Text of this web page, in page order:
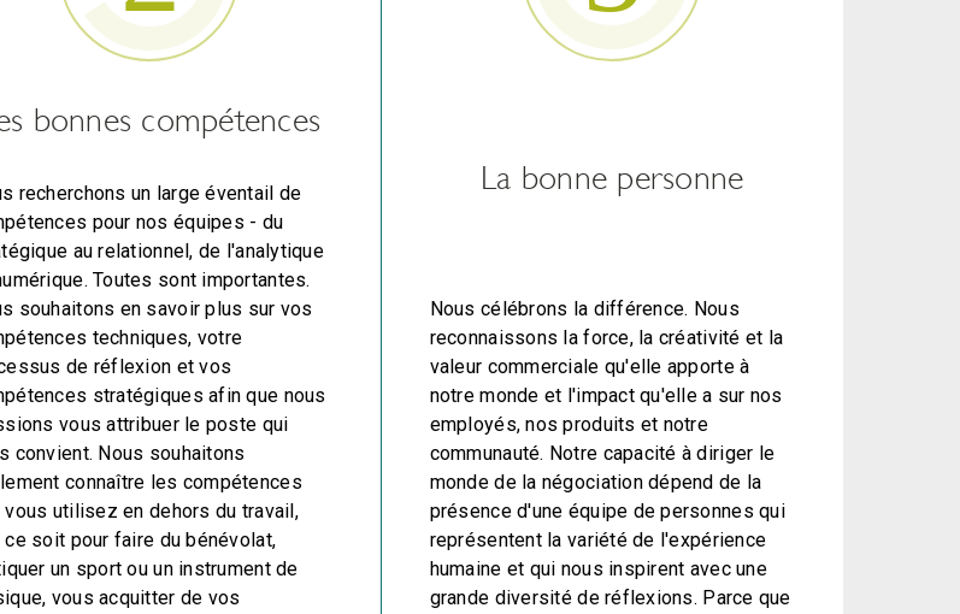
bonnes compétences
recherchons un large éventail de
pour nos équipes - du
au relationnel, de l'analytique
Toutes sont importantes.
souhaitons en savoir plus sur vos
techniques, votre
de réflexion et vos
stratégiques afin que nous
vous attribuer le poste qui
convient. Nous souhaitons
connaître les compétences
vous utilisez en dehors du travail,
ce soit pour faire du bénévolat,
un sport ou un instrument de
vous acquitter de vos
La bonne personne
Nous célébrons la différence. Nous
reconnaissons la force, la créativité et la
valeur commerciale qu'elle apporte à
notre monde et l'impact qu'elle a sur nos
employés, nos produits et notre
communauté. Notre capacité à diriger le
monde de la négociation dépend de la
présence d'une équipe de personnes qui
représentent la variété de l'expérience
humaine et qui nous inspirent avec une
grande diversité de réflexions. Parce que